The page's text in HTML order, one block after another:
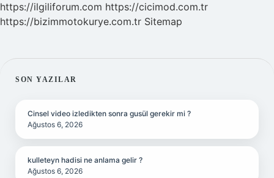
https://ilgiliforum.com https://cicimod.com.tr
https://bizimmotokurye.com.tr Sitemap
SIDEBAR
SON YAZILAR
Cinsel video izledikten sonra gusül gerekir mi ?
Ağustos 6, 2026
kulleteyn hadisi ne anlama gelir ?
Ağustos 6, 2026